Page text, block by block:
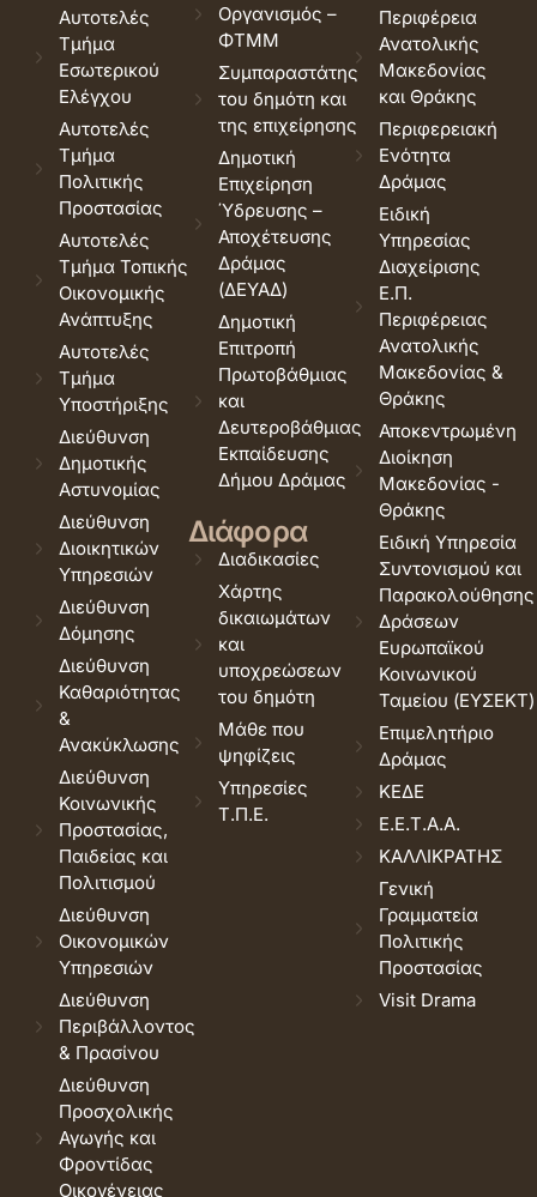
Αυτοτελές
Τμήμα
Εσωτερικού
Ελέγχου
Αυτοτελές
Τμήμα
Πολιτικής
Προστασίας
Αυτοτελές
Τμήμα Τοπικής
Οικονομικής
Ανάπτυξης
Αυτοτελές
Τμήμα
Υποστήριξης
Διεύθυνση
Δημοτικής
Αστυνομίας
Διεύθυνση
Διοικητικών
Υπηρεσιών
Διεύθυνση
Δόμησης
Διεύθυνση
Καθαριότητας
&
Ανακύκλωσης
Διεύθυνση
Κοινωνικής
Προστασίας,
Παιδείας και
Πολιτισμού
Διεύθυνση
Οικονομικών
Υπηρεσιών
Διεύθυνση
Περιβάλλοντος
& Πρασίνου
Διεύθυνση
Προσχολικής
Αγωγής και
Φροντίδας
Οικογένειας
Οργανισμός –
ΦΤΜΜ
Συμπαραστάτης
του δημότη και
της επιχείρησης
Δημοτική
Επιχείρηση
Ύδρευσης –
Αποχέτευσης
Δράμας
(ΔΕΥΑΔ)
Δημοτική
Επιτροπή
Πρωτοβάθμιας
και
Δευτεροβάθμιας
Εκπαίδευσης
Δήμου Δράμας
Διάφορα
Διαδικασίες
Χάρτης
δικαιωμάτων
και
υποχρεώσεων
του δημότη
Μάθε που
ψηφίζεις
Υπηρεσίες
Τ.Π.Ε.
Περιφέρεια
Ανατολικής
Μακεδονίας
και Θράκης
Περιφερειακή
Ενότητα
Δράμας
Ειδική
Υπηρεσίας
Διαχείρισης
Ε.Π.
Περιφέρειας
Ανατολικής
Μακεδονίας &
Θράκης
Αποκεντρωμένη
Διοίκηση
Μακεδονίας -
Θράκης
Ειδική Υπηρεσία
Συντονισμού και
Παρακολούθησης
Δράσεων
Ευρωπαϊκού
Κοινωνικού
Ταμείου (ΕΥΣΕΚΤ)
Επιμελητήριο
Δράμας
ΚΕΔΕ
Ε.Ε.Τ.Α.Α.
ΚΑΛΛΙΚΡΑΤΗΣ
Γενική
Γραμματεία
Πολιτικής
Προστασίας
Visit Drama